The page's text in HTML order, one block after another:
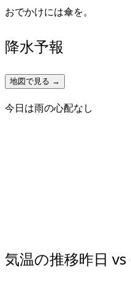
おでかけには傘を。
降水予報
地図で見る →
今日は雨の心配なし
気温の推移昨日 vs